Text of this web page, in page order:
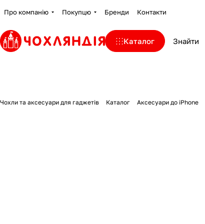
Про компанію Покупцю Бренди Контакти
Каталог
Чохли та аксесуари для гаджетів Каталог Аксесуари до iPhone